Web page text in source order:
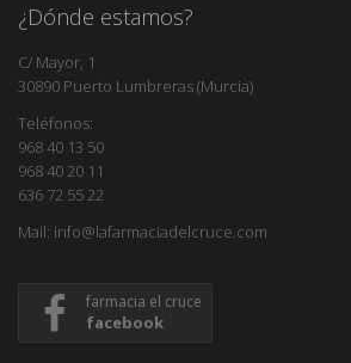
¿Dónde estamos?
C/ Mayor, 1
30890 Puerto Lumbreras (Murcia)
Teléfonos:
968 40 13 50
968 40 20 11
636 72 55 22
Mail: info@lafarmaciadelcruce.com
farmacia el cruce
facebook